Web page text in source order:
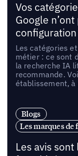
Vos
Google
Les catégories
métier : ce sont
la recherche IA
recommande.
établissement, à
Blogs
Les marques de
Les avis